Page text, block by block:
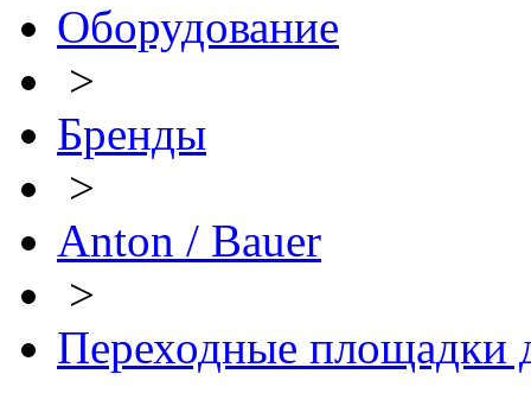
Оборудование
>
Бренды
>
Anton / Bauer
>
Переходные площадки